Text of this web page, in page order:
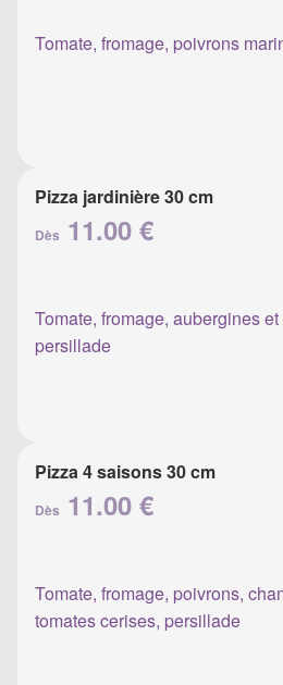
Tomate, fromage, poivrons
Pizza jardinière 30 cm
Dès 11.00 €
Tomate, fromage, aubergines
persillade
Pizza 4 saisons 30 cm
Dès 11.00 €
Tomate, fromage, poivrons,
tomates cerises, persillade